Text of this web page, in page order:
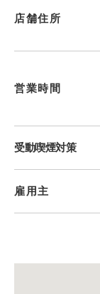
店舗住所
営業時間
受動喫煙対策
雇用主